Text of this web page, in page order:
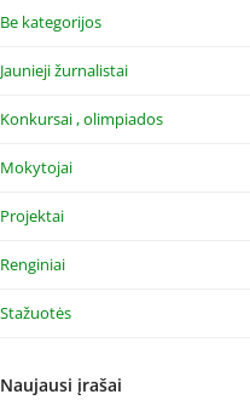
Be kategorijos
Jaunieji žurnalistai
Konkursai , olimpiados
Mokytojai
Projektai
Renginiai
Stažuotės
Naujausi įrašai